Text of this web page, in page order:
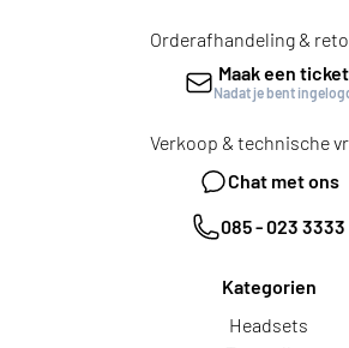
Orderafhandeling &
Maak een ticket
Nadat je bent
Verkoop & technische
Chat met ons
085 - 023 3333
Kategorien
Headsets